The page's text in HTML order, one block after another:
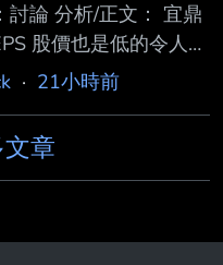
論 分析/正文： 宜鼎
股價也是低的令人震
元 7月推估大概是
是EPS冠亞軍了 但是
今年上半年EPS來看
放一邊 現在想討論的
· 21小時前
章